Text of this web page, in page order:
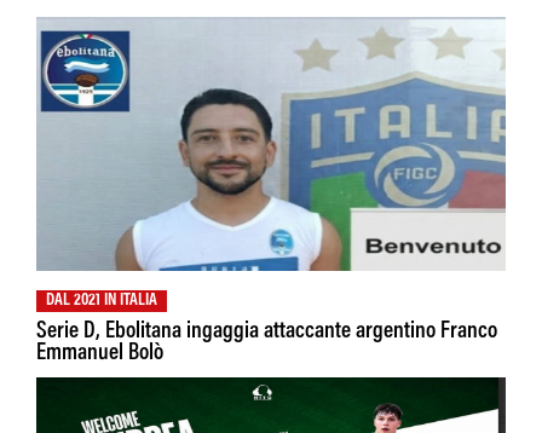
DAL 2021 IN ITALIA
Serie D, Ebolitana ingaggia attaccante argentino Franco
Emmanuel Bolò